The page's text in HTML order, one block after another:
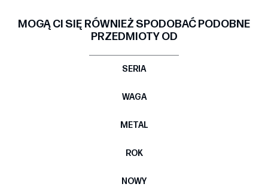
MOGĄ CI SIĘ RÓWNIEŻ SPODOBAĆ PODOBNE
PRZEDMIOTY OD
SERIA
WAGA
METAL
ROK
NOWY